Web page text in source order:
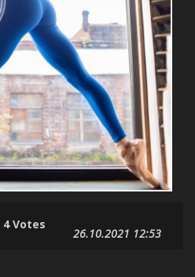
Votes
26.10.2021 12:53